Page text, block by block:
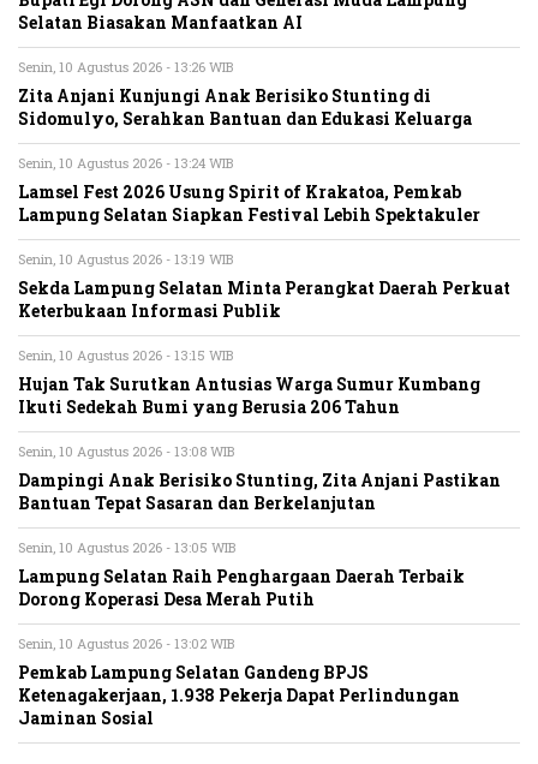
Selatan Biasakan Manfaatkan AI
Senin, 10 Agustus 2026 - 13:26 WIB
Zita Anjani Kunjungi Anak Berisiko Stunting di
Sidomulyo, Serahkan Bantuan dan Edukasi Keluarga
Senin, 10 Agustus 2026 - 13:24 WIB
Lamsel Fest 2026 Usung Spirit of Krakatoa, Pemkab
Lampung Selatan Siapkan Festival Lebih Spektakuler
Senin, 10 Agustus 2026 - 13:19 WIB
Sekda Lampung Selatan Minta Perangkat Daerah Perkuat
Keterbukaan Informasi Publik
Senin, 10 Agustus 2026 - 13:15 WIB
Hujan Tak Surutkan Antusias Warga Sumur Kumbang
Ikuti Sedekah Bumi yang Berusia 206 Tahun
Senin, 10 Agustus 2026 - 13:08 WIB
Dampingi Anak Berisiko Stunting, Zita Anjani Pastikan
Bantuan Tepat Sasaran dan Berkelanjutan
Senin, 10 Agustus 2026 - 13:05 WIB
Lampung Selatan Raih Penghargaan Daerah Terbaik
Dorong Koperasi Desa Merah Putih
Senin, 10 Agustus 2026 - 13:02 WIB
Pemkab Lampung Selatan Gandeng BPJS
Ketenagakerjaan, 1.938 Pekerja Dapat Perlindungan
Jaminan Sosial